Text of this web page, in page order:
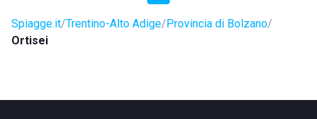
Spiagge.it Trentino-Alto Adige Provincia di Bolzano
Ortisei